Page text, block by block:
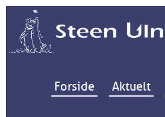
Hop
Forside Aktuelt